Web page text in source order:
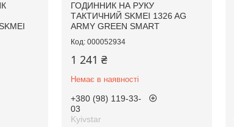
ГОДИННИК НА РУКУ
ТАКТИЧНИЙ SKMEI 1326 AG
ARMY GREEN SMART
000052934
1 241 ₴
Немає в наявності
+380 (98) 119-33-
03
Kyivstar